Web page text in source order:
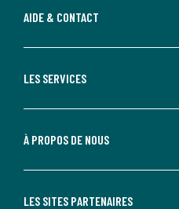
AIDE & CONTACT
LES SERVICES
À PROPOS DE NOUS
LES SITES PARTENAIRES